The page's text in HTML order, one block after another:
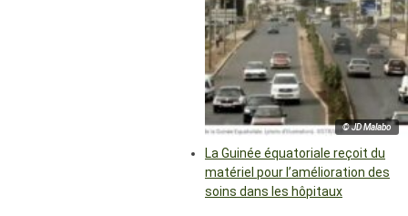
© JD Malabo
La Guinée équatoriale reçoit du
matériel pour l’amélioration des
soins dans les hôpitaux